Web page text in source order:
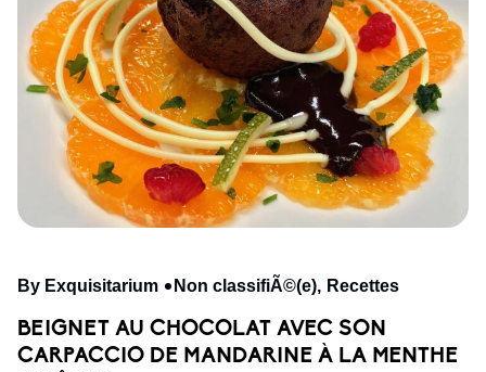
By Exquisitarium Non classifiÃ©(e) Recettes
BEIGNET AU CHOCOLAT AVEC SON
CARPACCIO DE MANDARINE À LA MENTHE